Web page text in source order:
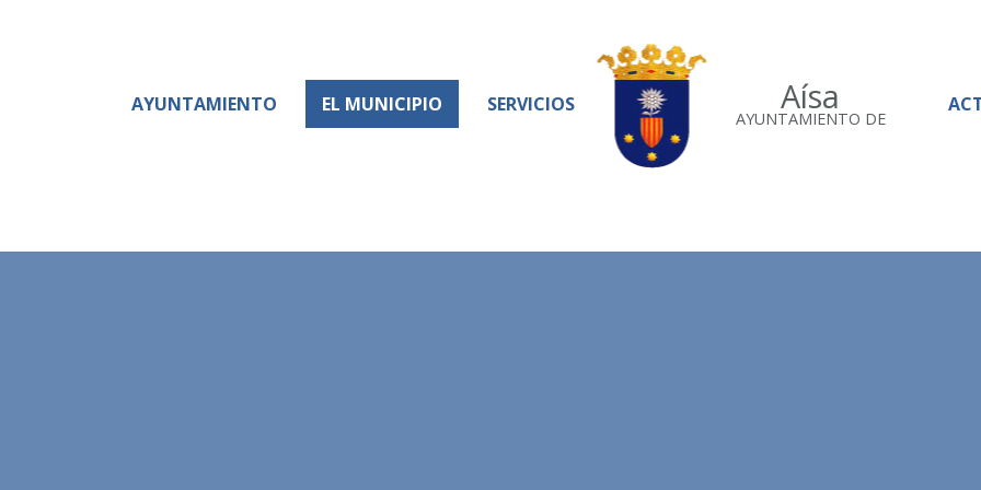
Aísa
AYUNTAMIENTO DE
AYUNTAMIENTO EL MUNICIPIO SERVICIOS